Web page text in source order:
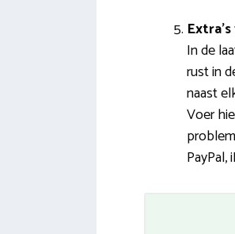
In de
rust in
naast
Voer
PayPal,